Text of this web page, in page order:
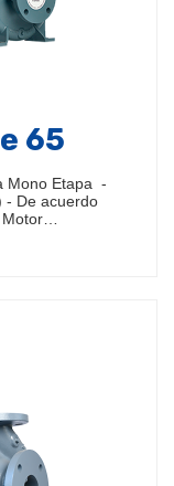
65
Mono Etapa -
- De acuerdo